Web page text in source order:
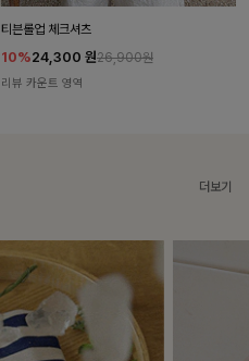
티븐롤업 체크셔츠
10%24,300 원26,900원
리뷰 카운트 영역
더보기